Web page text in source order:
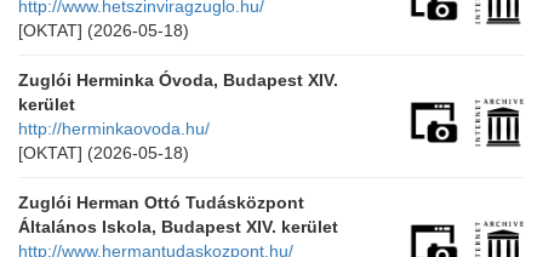
http://www.hetszinviragzuglo.hu/
[OKTAT] (2026-05-18)
Zuglói Herminka Óvoda, Budapest XIV.
kerület
http://herminkaovoda.hu/
[OKTAT] (2026-05-18)
Zuglói Herman Ottó Tudásközpont
Általános Iskola, Budapest XIV. kerület
http://www.hermantudaskozpont.hu/